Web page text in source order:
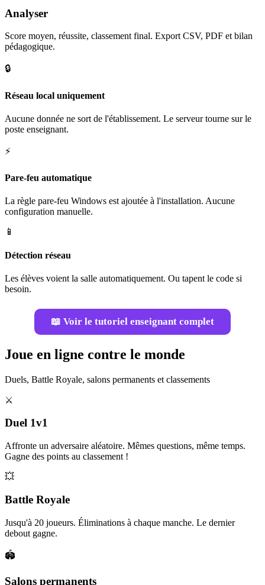
Analyser
Score moyen, réussite, classement final. Export CSV, PDF et bilan
pédagogique.
🔒
Réseau local uniquement
Aucune donnée ne sort de l'établissement. Le serveur tourne sur le
poste enseignant.
⚡
Pare-feu automatique
La règle pare-feu Windows est ajoutée à l'installation. Aucune
configuration manuelle.
📱
Détection réseau
Les élèves voient la salle automatiquement. Ou tapent le code si
besoin.
📖 Voir le tutoriel enseignant complet
Joue en ligne contre le monde
Duels, Battle Royale, salons permanents et classements
⚔️
Duel 1v1
Affronte un adversaire aléatoire. Mêmes questions, même temps.
Gagne des points au classement !
💥
Battle Royale
Jusqu'à 20 joueurs. Éliminations à chaque manche. Le dernier
debout gagne.
🏟️
Salons permanents